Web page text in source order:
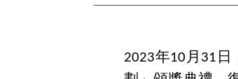
2023年10月31